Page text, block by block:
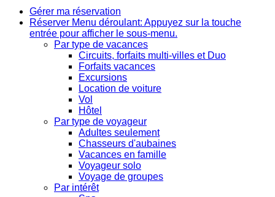
Gérer ma réservation
Réserver Menu déroulant: Appuyez sur la touche
entrée pour afficher le sous-menu.
Par type de vacances
Circuits, forfaits multi-villes et Duo
Forfaits vacances
Excursions
Location de voiture
Vol
Hôtel
Par type de voyageur
Adultes seulement
Chasseurs d'aubaines
Vacances en famille
Voyageur solo
Voyage de groupes
Par intérêt